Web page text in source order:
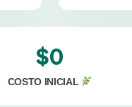
$0
COSTO INICIAL